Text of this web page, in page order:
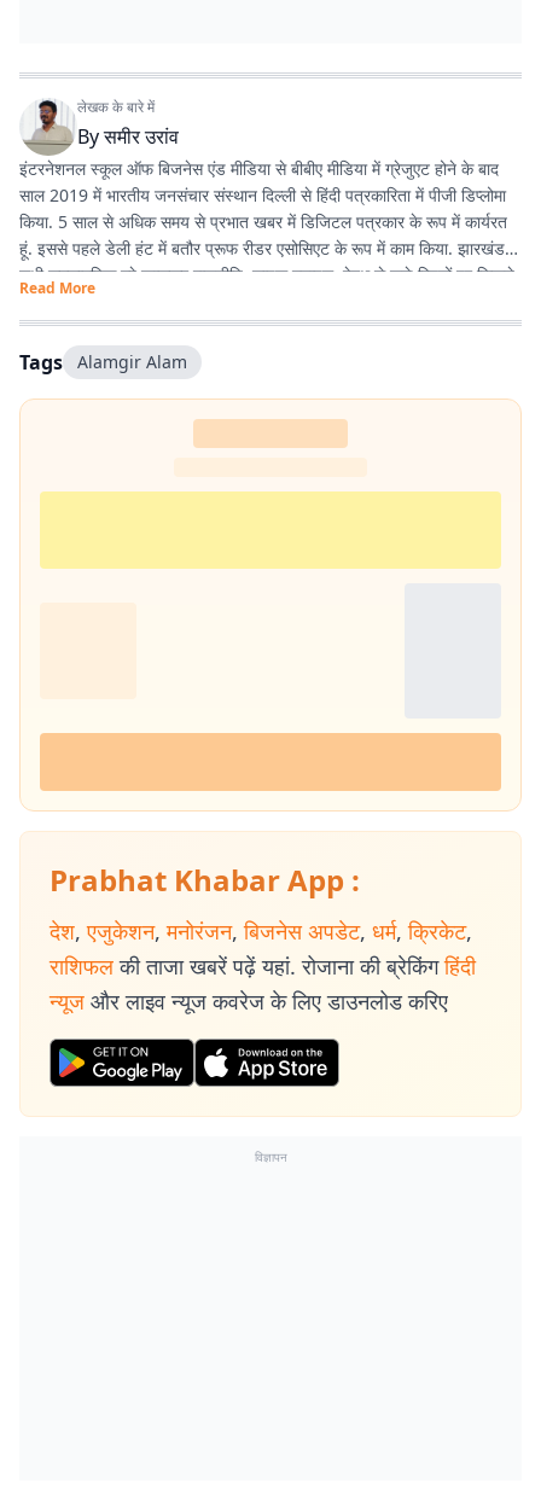
लेखक के बारे में
Byसमीर उरांव
इंटरनेशनल स्कूल ऑफ बिजनेस एंड मीडिया से बीबीए मीडिया में ग्रेजुएट होने के बाद
साल 2019 में भारतीय जनसंचार संस्थान दिल्ली से हिंदी पत्रकारिता में पीजी डिप्लोमा
किया. 5 साल से अधिक समय से प्रभात खबर में डिजिटल पत्रकार के रूप में कार्यरत
हूं. इससे पहले डेली हंट में बतौर प्रूफ रीडर एसोसिएट के रूप में काम किया. झारखंड के
सभी समसामयिक मुद्दे खासकर राजनीति, लाइफ स्टाइल, हेल्थ से जुड़े विषयों पर लिखने
और पढ़ने में गहरी रुचि है. तीन साल से अधिक समय से झारखंड डेस्क पर काम कर रहा
हूं. फिर लंबे समय तक लाइफ स्टाइल के क्षेत्र में भी काम किया हूं. इसके अलावा स्पोर्ट्स
में भी गहरी रुचि है.
Read More
Tags Alamgir Alam
Prabhat Khabar App :
देश, एजुकेशन, मनोरंजन, बिजनेस अपडेट, धर्म, क्रिकेट,
राशिफल की ताजा खबरें पढ़ें यहां. रोजाना की ब्रेकिंग हिंदी
न्यूज और लाइव न्यूज कवरेज के लिए डाउनलोड करिए
विज्ञापन